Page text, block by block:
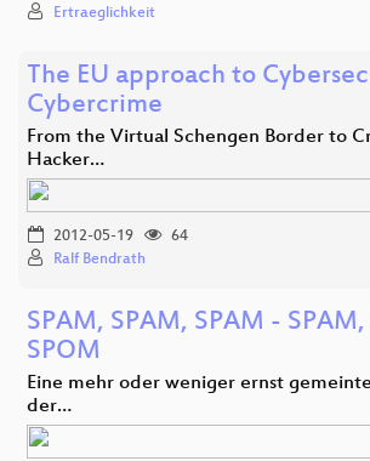
Ertraeglichkeit
The EU approach to
Cybercrime
From the Virtual Schengen Border to
Hacker…
2012-05-19
64
Ralf Bendrath
SPAM, SPAM, SPAM - SPAM,
SPOM
Eine mehr oder weniger ernst
der…